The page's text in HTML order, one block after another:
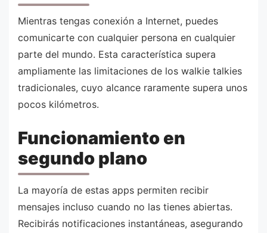
Mientras tengas conexión a Internet, puedes
comunicarte con cualquier persona en cualquier
parte del mundo. Esta característica supera
ampliamente las limitaciones de los walkie talkies
tradicionales, cuyo alcance raramente supera unos
pocos kilómetros.
Funcionamiento en
segundo plano
La mayoría de estas apps permiten recibir
mensajes incluso cuando no las tienes abiertas.
Recibirás notificaciones instantáneas, asegurando